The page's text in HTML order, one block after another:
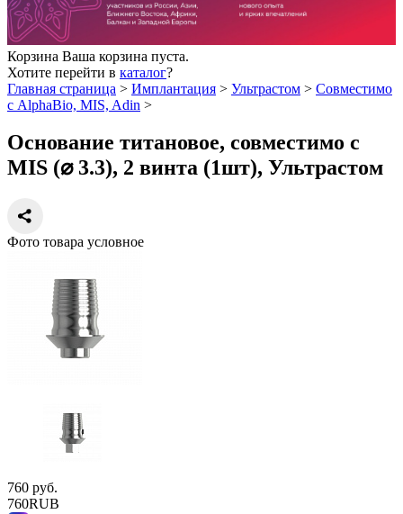
Корзина Ваша корзина пуста.
Хотите перейти в каталог?
Главная страница > Имплантация > Ультрастом > Совместимо
с AlphaBio, MIS, Adin >
Основание титановое, совместимо с
MIS (⌀ 3.3), 2 винта (1шт), Ультрастом
Фото товара условное
760 руб.
760RUB